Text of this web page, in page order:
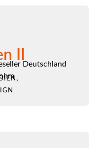
II
Deutschland
,